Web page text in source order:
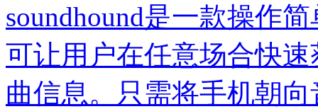
soundhound是一款操作
可让用户在任意场合快
曲信息。只需将手机朝